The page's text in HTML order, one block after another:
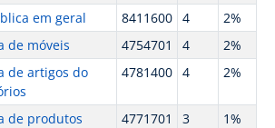
em geral 8411600 4
2%
de móveis
4754701 4
2%
de artigos do
4781400 4 2%
de produtos 4771701 3 1%